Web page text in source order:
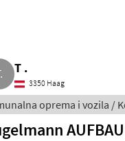
T .
3350 Haag
oprema i vozila /